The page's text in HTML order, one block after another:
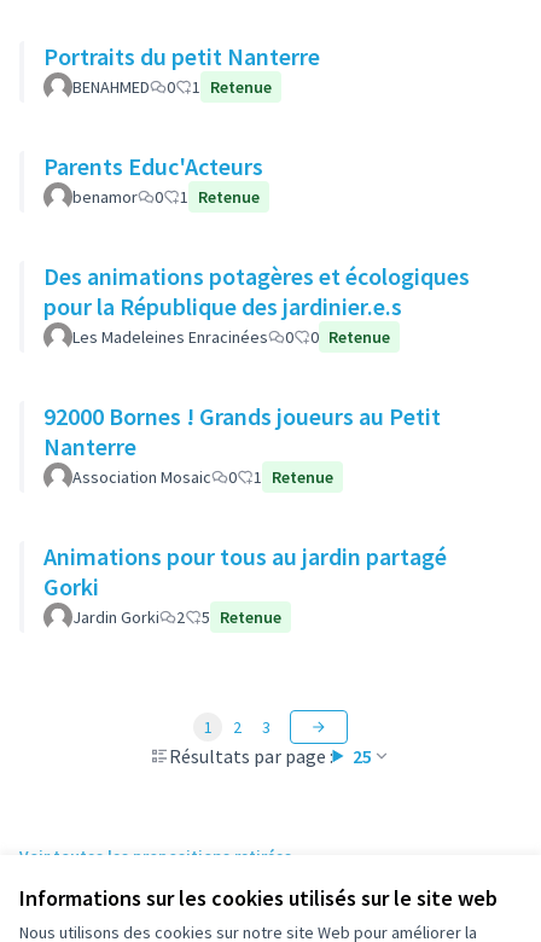
Informations sur les cookies utilisés sur le site web
Nous utilisons des cookies sur notre site Web pour améliorer la
Portraits du petit Nanterre
BENAHMED 0 1 Retenue
Parents Educ'Acteurs
benamor 0 1 Retenue
Des animations potagères et écologiques
pour la République des jardinier.e.s
Les Madeleines Enracinées 0 0 Retenue
92000 Bornes ! Grands joueurs au Petit
Nanterre
Association Mosaic 0 1 Retenue
Animations pour tous au jardin partagé
Gorki
Jardin Gorki 2 5 Retenue
Résultats par page : 25
1 2 3
Voir toutes les propositions retirées
Conditions d'utilisation